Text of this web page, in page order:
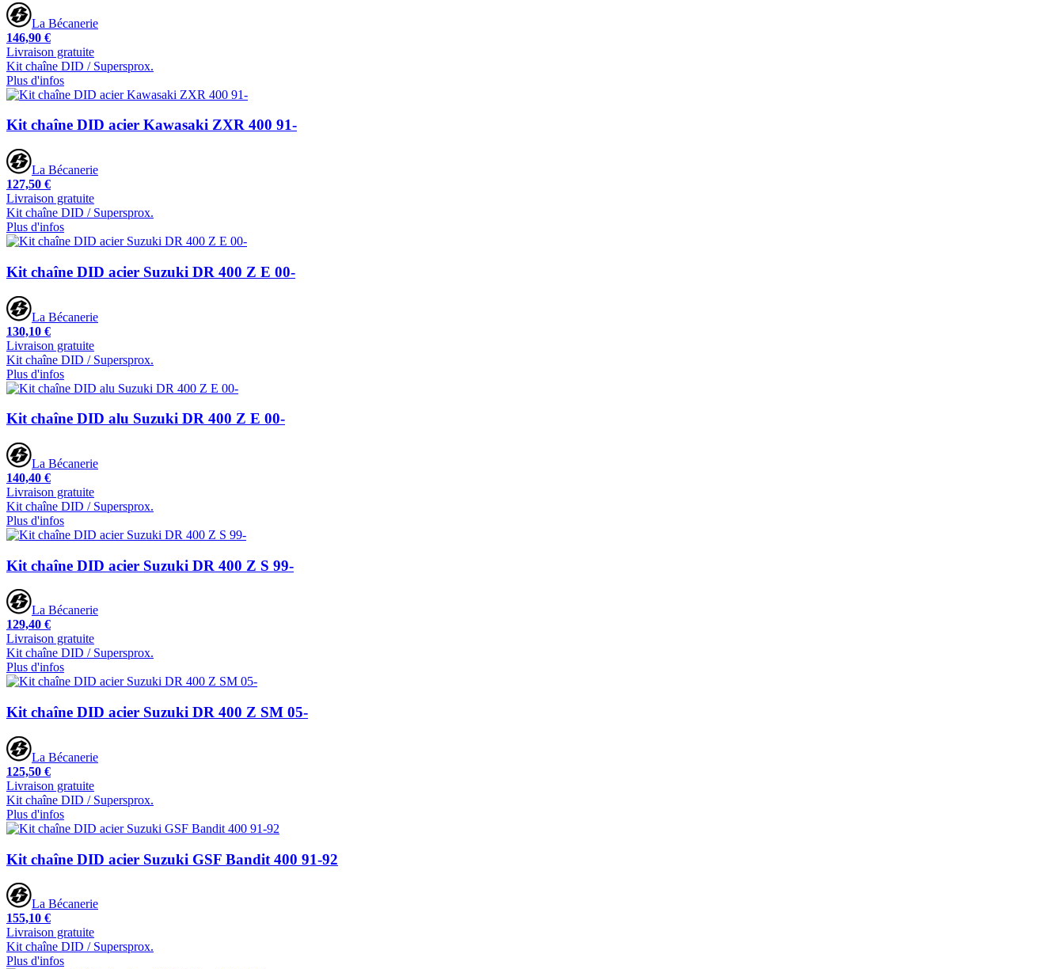
La Bécanerie
146,90 €
Livraison gratuite
Kit chaîne DID / Supersprox.
Plus d'infos
Kit chaîne DID acier Kawasaki ZXR 400 91-
La Bécanerie
127,50 €
Livraison gratuite
Kit chaîne DID / Supersprox.
Plus d'infos
Kit chaîne DID acier Suzuki DR 400 Z E 00-
La Bécanerie
130,10 €
Livraison gratuite
Kit chaîne DID / Supersprox.
Plus d'infos
Kit chaîne DID alu Suzuki DR 400 Z E 00-
La Bécanerie
140,40 €
Livraison gratuite
Kit chaîne DID / Supersprox.
Plus d'infos
Kit chaîne DID acier Suzuki DR 400 Z S 99-
La Bécanerie
129,40 €
Livraison gratuite
Kit chaîne DID / Supersprox.
Plus d'infos
Kit chaîne DID acier Suzuki DR 400 Z SM 05-
La Bécanerie
125,50 €
Livraison gratuite
Kit chaîne DID / Supersprox.
Plus d'infos
Kit chaîne DID acier Suzuki GSF Bandit 400 91-92
La Bécanerie
155,10 €
Livraison gratuite
Kit chaîne DID / Supersprox.
Plus d'infos